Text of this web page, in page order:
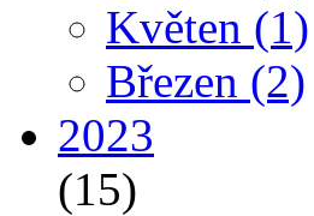
Květen (1)
Březen (2)
2023
(15)